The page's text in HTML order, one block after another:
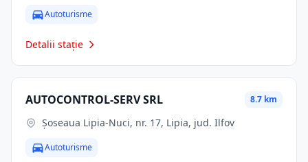
Autoturisme
Detalii stație
AUTOCONTROL-SERV SRL 8.7 km
Șoseaua Lipia-Nuci, nr. 17, Lipia, jud. Ilfov
Autoturisme